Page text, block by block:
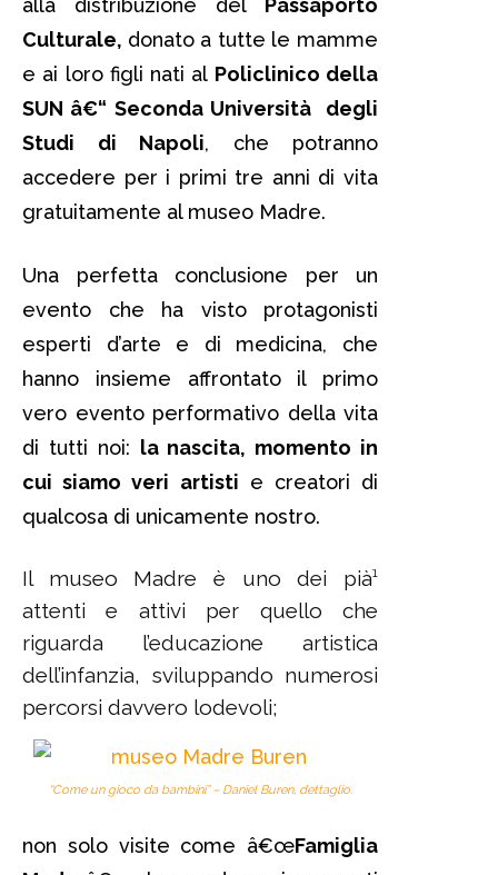
alla distribuzione del Passaporto
Culturale, donato a tutte le mamme
e ai loro figli nati al Policlinico della
SUN â€“ Seconda Università degli
Studi di Napoli, che potranno
accedere per i primi tre anni di vita
gratuitamente al museo Madre.
Una perfetta conclusione per un
evento che ha visto protagonisti
esperti d’arte e di medicina, che
hanno insieme affrontato il primo
vero evento performativo della vita
di tutti noi: la nascita, momento in
cui siamo veri artisti e creatori di
qualcosa di unicamente nostro.
Il museo Madre è uno dei pià¹
attenti e attivi per quello che
riguarda l’educazione artistica
dell’infanzia, sviluppando numerosi
percorsi davvero lodevoli;
“Come un gioco da bambini” – Daniel Buren, dettaglio.
non solo visite come â€œFamiglia